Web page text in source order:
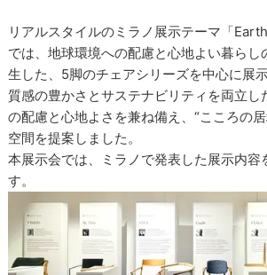
リアルスタイルのミラノ展示テーマ「
では、地球環境への配慮と心地よい暮らし
生した、5脚のチェアシリーズを中心に展示
質感の豊かさとサステナビリティを両立し
の配慮と心地よさを兼ね備え、“こころの
空間を提案しました。
本展示会では、ミラノで発表した展示内容
す。